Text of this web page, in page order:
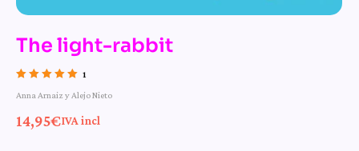
The light-rabbit
1
Anna Arnaiz y Alejo Nieto
14,95€IVA incl